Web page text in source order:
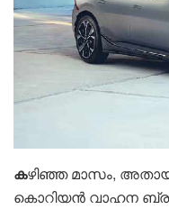
കഴിഞ്ഞ മാസം,
കൊറിയന്‍ വാഹന